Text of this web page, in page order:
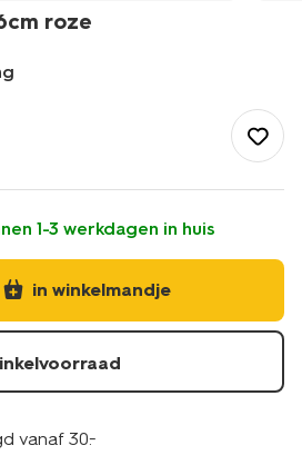
roze
1-3 werkdagen in huis
in winkelmandje
vanaf 30.-